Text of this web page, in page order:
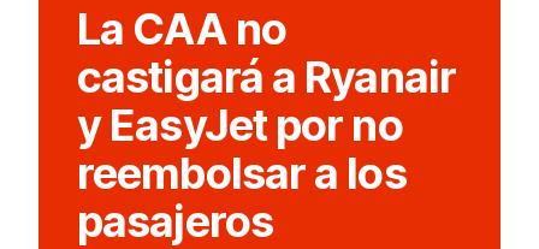
La CAA no
castigará a Ryanair
y EasyJet por no
reembolsar a los
pasajeros